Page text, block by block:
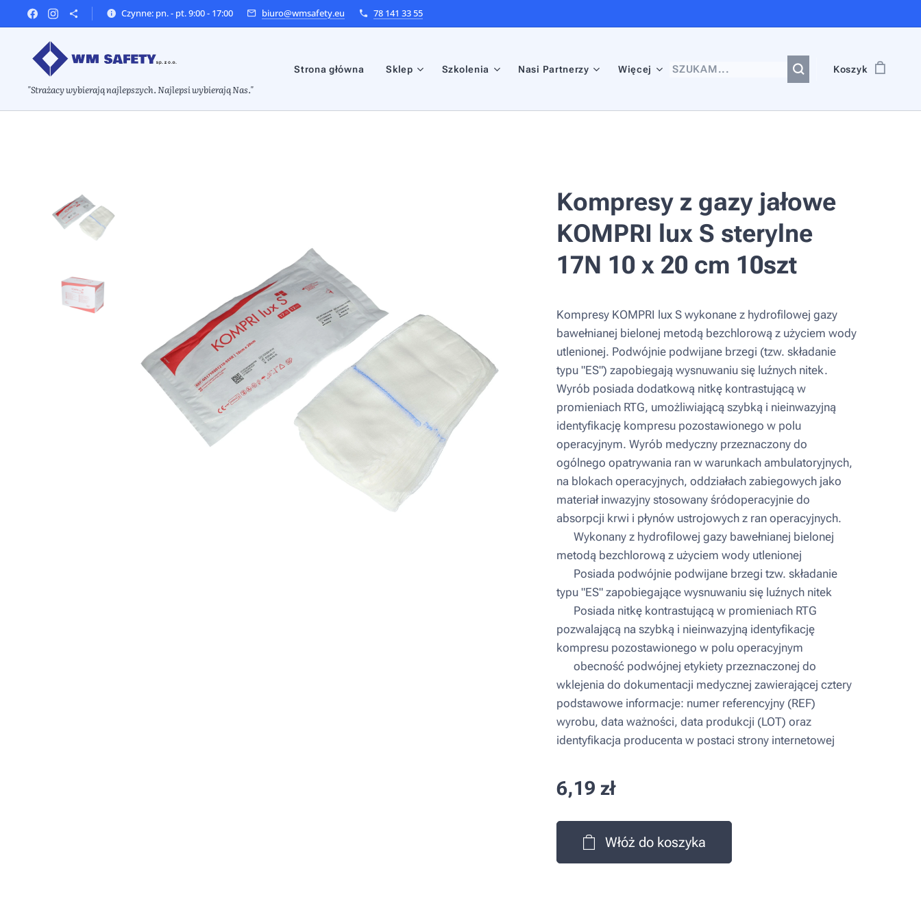
Czynne: pn. - pt. 9:00 - 17:00 biuro@wmsafety.eu 78 141 33 55
"Strażacy wybierają najlepszych. Najlepsi wybierają Nas."
Strona główna Sklep Szkolenia Nasi Partnerzy Więcej Koszyk
Kompresy z gazy jałowe
KOMPRI lux S sterylne
17N 10 x 20 cm 10szt
Kompresy KOMPRI lux S wykonane z hydrofilowej gazy
bawełnianej bielonej metodą bezchlorową z użyciem wody
utlenionej. Podwójnie podwijane brzegi (tzw. składanie
typu "ES") zapobiegają wysnuwaniu się luźnych nitek.
Wyrób posiada dodatkową nitkę kontrastującą w
promieniach RTG, umożliwiającą szybką i nieinwazyjną
identyfikację kompresu pozostawionego w polu
operacyjnym. Wyrób medyczny przeznaczony do
ogólnego opatrywania ran w warunkach ambulatoryjnych,
na blokach operacyjnych, oddziałach zabiegowych jako
materiał inwazyjny stosowany śródoperacyjnie do
absorpcji krwi i płynów ustrojowych z ran operacyjnych.
▪ Wykonany z hydrofilowej gazy bawełnianej bielonej
metodą bezchlorową z użyciem wody utlenionej
▪ Posiada podwójnie podwijane brzegi tzw. składanie
typu "ES" zapobiegające wysnuwaniu się luźnych nitek
▪ Posiada nitkę kontrastującą w promieniach RTG
pozwalającą na szybką i nieinwazyjną identyfikację
kompresu pozostawionego w polu operacyjnym
▪ obecność podwójnej etykiety przeznaczonej do
wklejenia do dokumentacji medycznej zawierającej cztery
podstawowe informacje: numer referencyjny (REF)
wyrobu, data ważności, data produkcji (LOT) oraz
identyfikacja producenta w postaci strony internetowej
6,19 zł
Włóż do koszyka